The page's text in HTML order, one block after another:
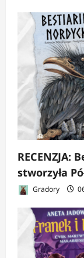
RECENZJA:
stworzyła
Gradory